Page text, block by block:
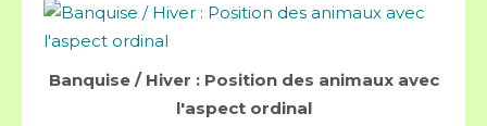
Banquise / Hiver : Position des animaux avec
l'aspect ordinal